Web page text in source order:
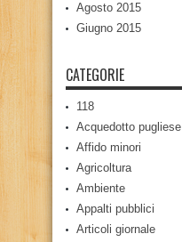
Agosto 2015
Giugno 2015
CATEGORIE
118
Acquedotto pugliese
Affido minori
Agricoltura
Ambiente
Appalti pubblici
Articoli giornale